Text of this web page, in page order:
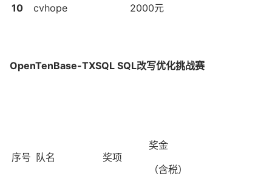
10 cvhope 2000元
OpenTenBase-TXSQL SQL改写优化挑战赛
序号 队名 奖项
奖金
（含税）